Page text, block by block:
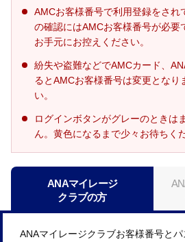
AMCお客様番号で利用登録をされ
の確認にはAMCお客様番号が必要
お手元にお控えください。
紛失や盗難などでAMCカード、
るとAMCお客様番号は変更となり
い。
ログインボタンがグレーのときは
ん。黄色になるまで少々お待ちく
ANAマイレージ
クラブの方
ANAマイレージクラブお客様番号とパ